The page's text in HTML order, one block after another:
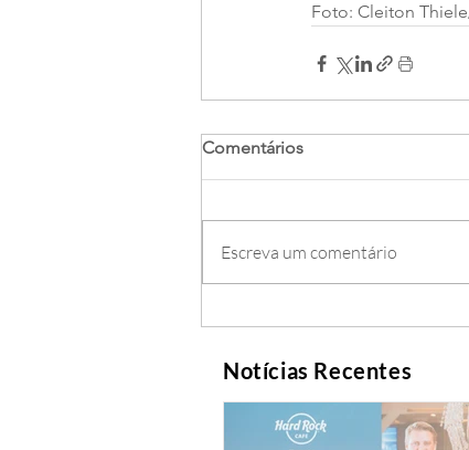
Foto: Cleiton
Comentários
Escreva um comentário
Notícias Recentes